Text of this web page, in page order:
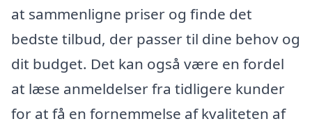
at sammenligne priser og finde det
bedste tilbud, der passer til dine behov og
dit budget. Det kan også være en fordel
at læse anmeldelser fra tidligere kunder
for at få en fornemmelse af kvaliteten af